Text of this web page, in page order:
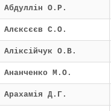
Абдуллін О.Р.
Алєксєєв С.О.
Аліксійчук О.В.
Ананченко М.О.
Арахамія Д.Г.